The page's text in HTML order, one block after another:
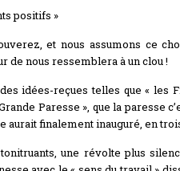
positifs »
et nous assumons ce
de nous ressemblera à un clou !
idées-reçues telles que « les
Paresse », que la paresse
aurait finalement inauguré, en
une révolte plus